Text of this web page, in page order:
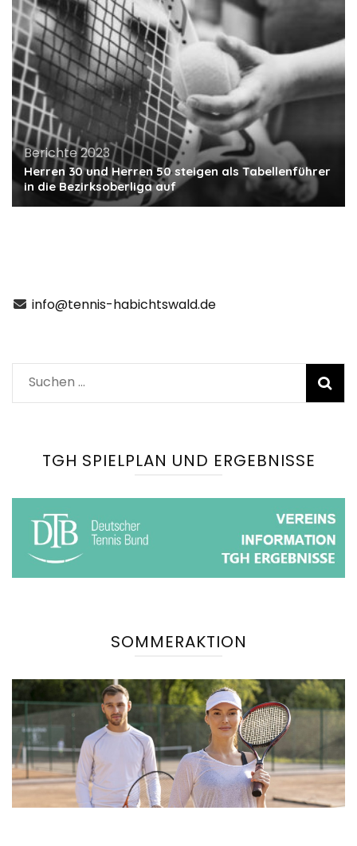
Berichte 2023
Herren 30 und Herren 50 steigen als Tabellenführer
in die Bezirksoberliga auf
info@tennis-habichtswald.de
Suchen
nach:
TGH SPIELPLAN UND ERGEBNISSE
SOMMERAKTION